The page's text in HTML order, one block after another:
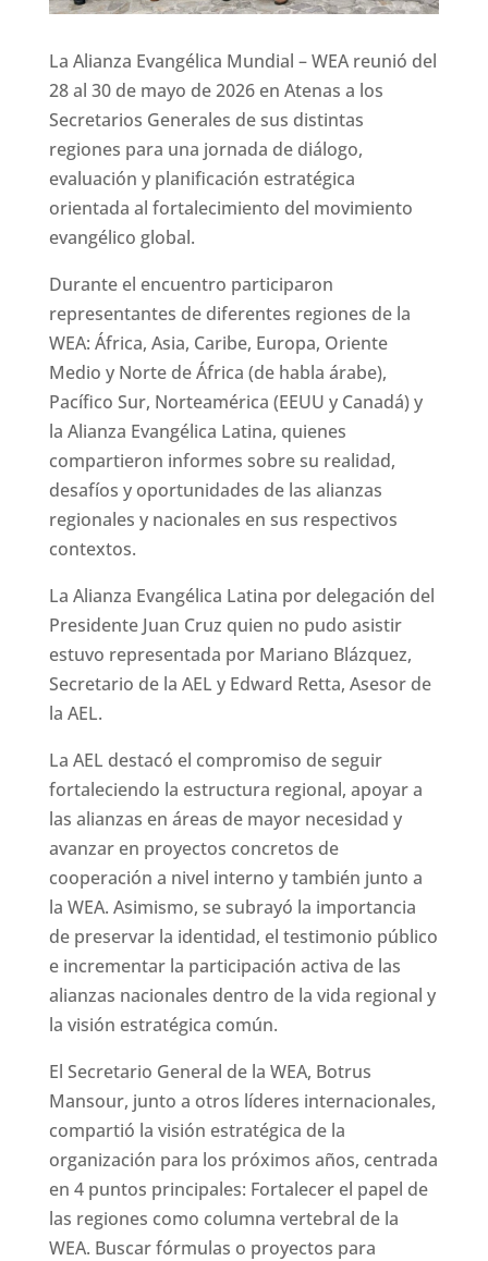
La Alianza Evangélica Mundial – WEA reunió del
28 al 30 de mayo de 2026 en Atenas a los
Secretarios Generales de sus distintas
regiones para una jornada de diálogo,
evaluación y planificación estratégica
orientada al fortalecimiento del movimiento
evangélico global.
Durante el encuentro participaron
representantes de diferentes regiones de la
WEA: África, Asia, Caribe, Europa, Oriente
Medio y Norte de África (de habla árabe),
Pacífico Sur, Norteamérica (EEUU y Canadá) y
la Alianza Evangélica Latina, quienes
compartieron informes sobre su realidad,
desafíos y oportunidades de las alianzas
regionales y nacionales en sus respectivos
contextos.
La Alianza Evangélica Latina por delegación del
Presidente Juan Cruz quien no pudo asistir
estuvo representada por Mariano Blázquez,
Secretario de la AEL y Edward Retta, Asesor de
la AEL.
La AEL destacó el compromiso de seguir
fortaleciendo la estructura regional, apoyar a
las alianzas en áreas de mayor necesidad y
avanzar en proyectos concretos de
cooperación a nivel interno y también junto a
la WEA. Asimismo, se subrayó la importancia
de preservar la identidad, el testimonio público
e incrementar la participación activa de las
alianzas nacionales dentro de la vida regional y
la visión estratégica común.
El Secretario General de la WEA, Botrus
Mansour, junto a otros líderes internacionales,
compartió la visión estratégica de la
organización para los próximos años, centrada
en 4 puntos principales: Fortalecer el papel de
las regiones como columna vertebral de la
WEA. Buscar fórmulas o proyectos para